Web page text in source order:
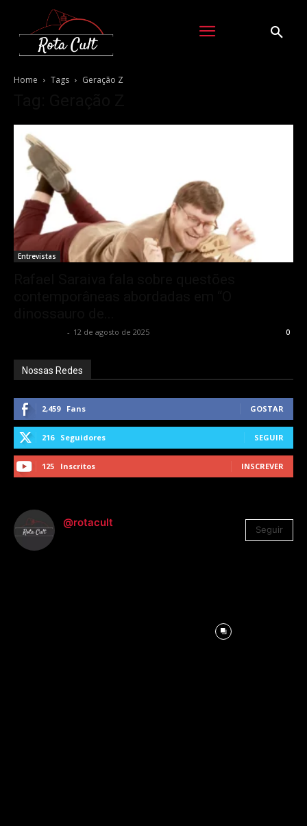
Home Tags Geração Z
Entrevistas
- 12 de agosto de 2025 0
Nossas Redes
2,459 Fans GOSTAR
216 Seguidores SEGUIR
125 Inscritos INSCREVER
@rotacult
Seguir